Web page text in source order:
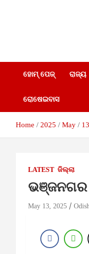
Today
News
Network
Pvt Ltd
News |
India
World
News |
Today
ହୋମ୍ ପେଜ୍ ରାଜ୍ୟ
ରୋଷେଇବାସ
Home 2025 May 13
LATEST ଜିଲ୍ଲା
ଭଞ୍ଜନଗର
May 13, 2025